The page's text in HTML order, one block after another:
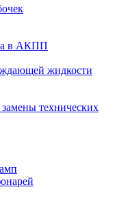
в АКПП
жидкости
технических